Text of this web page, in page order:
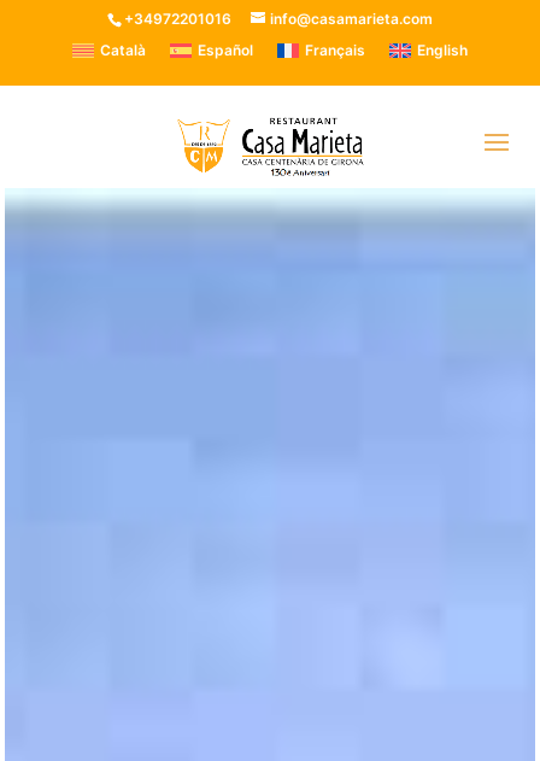
+34972201016
info@casamarieta.com
Català
Español Français English